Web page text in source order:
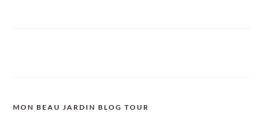
MON BEAU JARDIN BLOG TOUR